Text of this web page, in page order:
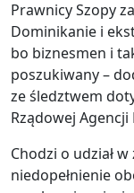
Prawnicy Szopy
Dominikanie i
bo biznesmen i
poszukiwany –
ze śledztwem
Rządowej
Chodzi o udział
niedopełnienie